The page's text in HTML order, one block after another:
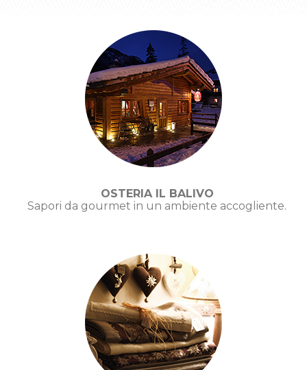
OSTERIA IL BALIVO
Sapori da gourmet in un ambiente accogliente.